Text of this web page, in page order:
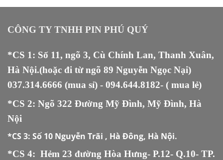
19.000 ₫.là:
CÔNG TY TNHH PIN PHÚ QUÝ
*CS 1: Số 11, ngõ 3, Cù Chính Lan, Thanh Xuân,
Hà Nội.(hoặc đi từ ngõ 89 Nguyễn Ngọc Nại)
037.314.6666 (mua sỉ) - 094.644.8182- ( mua lẻ)
*CS 2: Ngõ 322 Đường Mỹ Đình, Mỹ Đình, Hà
Nội
*CS 3: Số 10 Nguyễn Trãi , Hà Đông, Hà Nội.
*CS 4: Hẻm 23 đường Hòa Hưng- P.12- Q.10- TP.